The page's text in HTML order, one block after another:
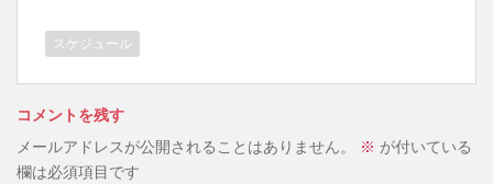
スケジュール
コメントを残す
メールアドレスが公開されることはありません。
※ が付いている
欄は必須項目です